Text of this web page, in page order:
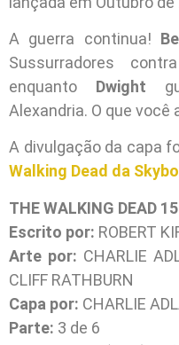
A guerra continua!
Sussurradores
enquanto Dwight
Alexandria. O que você
A divulgação da capa
Walking Dead da
THE WALKING DEAD
Escrito por: ROBERT
Arte por: CHARLIE
CLIFF RATHBURN
Capa por: CHARLIE
Parte: 3 de 6